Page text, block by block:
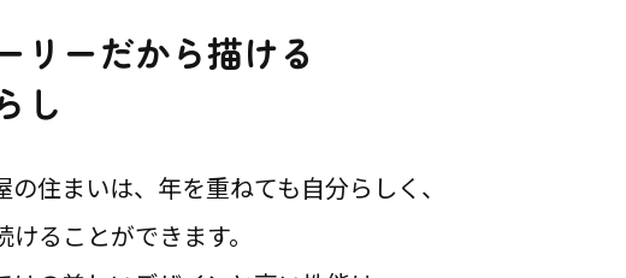
リーだから描ける
し
の住まいは、年を重ねても自分らしく、
ることができます。